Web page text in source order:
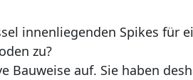
innenliegenden Spikes für
zu?
Bauweise auf. Sie haben